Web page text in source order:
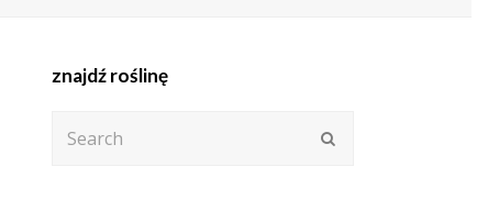
znajdź roślinę